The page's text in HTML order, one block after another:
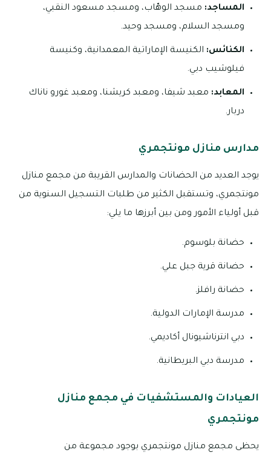
المساجد: مسجد الوهّاب، ومسجد مسعود النقبي،
ومسجد السلام، ومسجد وحيد.
الكنائس: الكنيسة الإماراتية المعمدانية، وكنيسة
فيلوشيب دبي.
المعابد: معبد شيفا، ومعبد كريشنا، ومعبد غورو ناناك
دربار.
مدارس منازل مونتجمري
يوجد العديد من الحضانات والمدارس القريبة من مجمع منازل
مونتجمري، وتستقبل الكثير من طلبات التسجيل السنوية من
قبل أولياء الأمور ومن بين أبرزها ما يلي:
حضانة بلوسوم.
حضانة قرية جبل علي.
حضانة رافلز.
مدرسة الإمارات الدولية.
دبي انترناشيونال أكاديمي.
مدرسة دبي البريطانية.
العيادات والمستشفيات في مجمع منازل
مونتجمري
يحظى مجمع منازل مونتجمري بوجود مجموعة من